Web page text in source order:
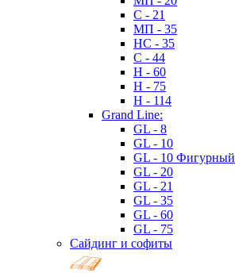
C - 21
МП - 35
HC - 35
C - 44
H - 60
H - 75
H - 114
Grand Line:
GL - 8
GL - 10
GL - 10 Фигурный
GL - 20
GL - 21
GL - 35
GL - 60
GL - 75
Сайдинг и софиты